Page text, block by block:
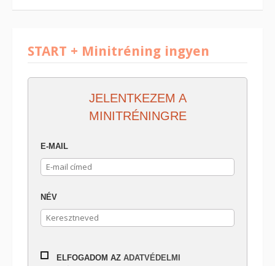
START + Minitréning ingyen
JELENTKEZEM A
MINITRÉNINGRE
E-MAIL
NÉV
ELFOGADOM AZ ADATVÉDELMI